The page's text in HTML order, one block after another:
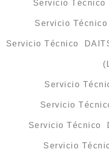
Servicio
Servicio
Servicio Técnico
Servicio
Servicio
Servicio Técnico
Servicio